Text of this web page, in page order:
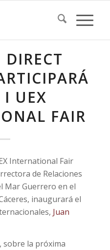
DIRECT
I UEX
FAIR
International Fair
de Relaciones
Mar Guerrero en el
inaugurará el
Juan
la próxima